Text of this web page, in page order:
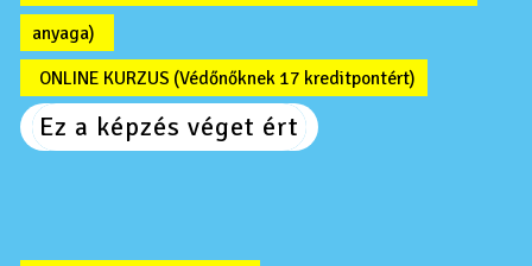
anyaga)
ONLINE KURZUS (Védőnőknek 17 kreditpontért)
Ez a képzés véget ért